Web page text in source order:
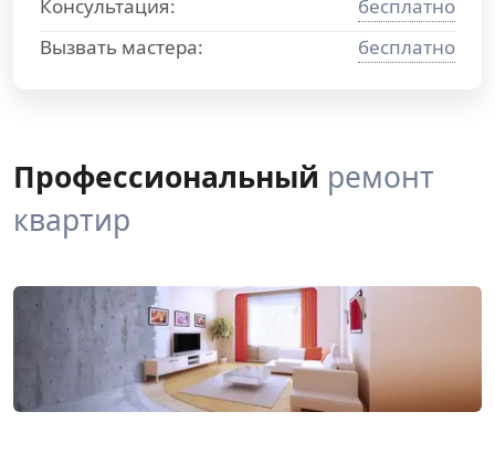
Консультация:
бесплатно
Вызвать мастера:
бесплатно
Профессиональный ремонт
квартир